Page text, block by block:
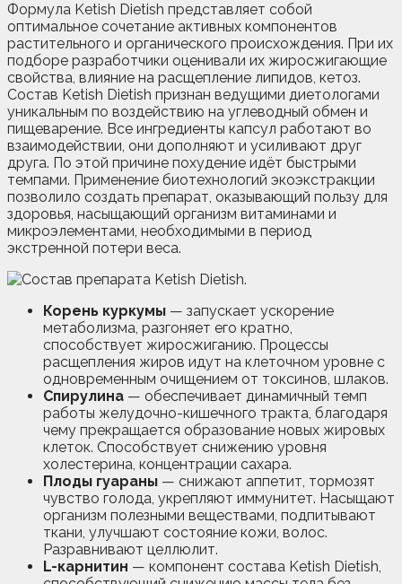
Формула Ketish Dietish представляет собой
оптимальное сочетание активных компонентов
растительного и органического происхождения. При их
подборе разработчики оценивали их жиросжигающие
свойства, влияние на расщепление липидов, кетоз.
Состав Ketish Dietish признан ведущими диетологами
уникальным по воздействию на углеводный обмен и
пищеварение. Все ингредиенты капсул работают во
взаимодействии, они дополняют и усиливают друг
друга. По этой причине похудение идёт быстрыми
темпами. Применение биотехнологий экоэкстракции
позволило создать препарат, оказывающий пользу для
здоровья, насыщающий организм витаминами и
микроэлементами, необходимыми в период
экстренной потери веса.
Корень куркумы — запускает ускорение
метаболизма, разгоняет его кратно,
способствует жиросжиганию. Процессы
расщепления жиров идут на клеточном уровне с
одновременным очищением от токсинов, шлаков.
Спирулина — обеспечивает динамичный темп
работы желудочно-кишечного тракта, благодаря
чему прекращается образование новых жировых
клеток. Способствует снижению уровня
холестерина, концентрации сахара.
Плоды гуараны — снижают аппетит, тормозят
чувство голода, укрепляют иммунитет. Насыщают
организм полезными веществами, подпитывают
ткани, улучшают состояние кожи, волос.
Разравнивают целлюлит.
L-карнитин — компонент состава Ketish Dietish,